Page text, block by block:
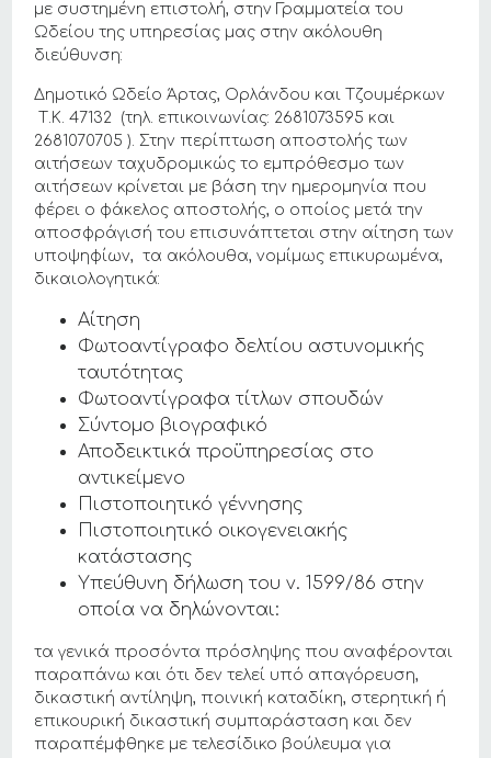
με συστημένη επιστολή, στην Γραμματεία του
Ωδείου της υπηρεσίας μας στην ακόλουθη
διεύθυνση:
Δημοτικό Ωδείο Άρτας, Ορλάνδου και Τζουμέρκων
Τ.Κ. 47132 (τηλ. επικοινωνίας: 2681073595 και
2681070705 ). Στην περίπτωση αποστολής των
αιτήσεων ταχυδρομικώς το εμπρόθεσμο των
αιτήσεων κρίνεται με βάση την ημερομηνία που
φέρει ο φάκελος αποστολής, ο οποίος μετά την
αποσφράγισή του επισυνάπτεται στην αίτηση των
υποψηφίων, τα ακόλουθα, νομίμως επικυρωμένα,
δικαιολογητικά:
Αίτηση
Φωτοαντίγραφο δελτίου αστυνομικής
ταυτότητας
Φωτοαντίγραφα τίτλων σπουδών
Σύντομο βιογραφικό
Αποδεικτικά προϋπηρεσίας στο
αντικείμενο
Πιστοποιητικό γέννησης
Πιστοποιητικό οικογενειακής
κατάστασης
Υπεύθυνη δήλωση του ν. 1599/86 στην
οποία να δηλώνονται:
τα γενικά προσόντα πρόσληψης που αναφέρονται
παραπάνω και ότι δεν τελεί υπό απαγόρευση,
δικαστική αντίληψη, ποινική καταδίκη, στερητική ή
επικουρική δικαστική συμπαράσταση και δεν
παραπέμφθηκε με τελεσίδικο βούλευμα για